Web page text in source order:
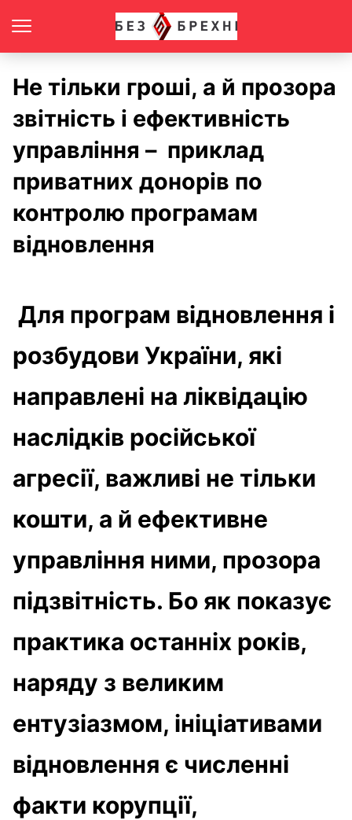
Не тільки гроші, а й прозора
звітність і ефективність
управління – приклад
приватних донорів по
контролю програмам
відновлення
Для програм відновлення і
розбудови України, які
направлені на ліквідацію
наслідків російської
агресії, важливі не тільки
кошти, а й ефективне
управління ними, прозора
підзвітність. Бо як показує
практика останніх років,
наряду з великим
ентузіазмом, ініціативами
відновлення є численні
факти корупції,